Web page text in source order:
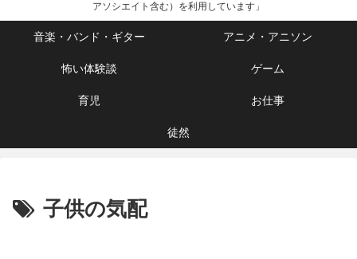
アソシエイト含む）を利用しています」
音楽・バンド・ギター アニメ・アニソン
怖い体験談 ゲーム
育児 お仕事
徒然
子供の気配